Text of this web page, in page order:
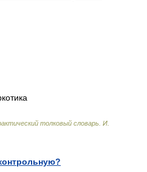
толковый словарь И.